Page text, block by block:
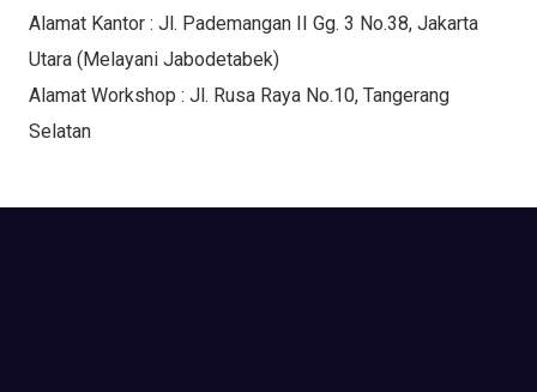
Alamat Kantor : Jl. Pademangan II Gg. 3 No.38, Jakarta
Utara (Melayani Jabodetabek)
Alamat Workshop : Jl. Rusa Raya No.10, Tangerang
Selatan